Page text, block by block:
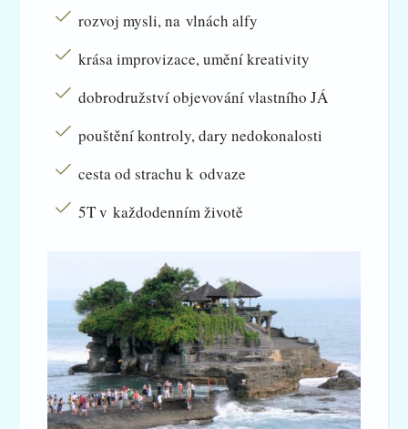
rozvoj mysli, na vlnách alfy
krása improvizace, umění kreativity
dobrodružství objevování vlastního JÁ
pouštění kontroly, dary nedokonalosti
cesta od strachu k odvaze
5T v každodenním životě